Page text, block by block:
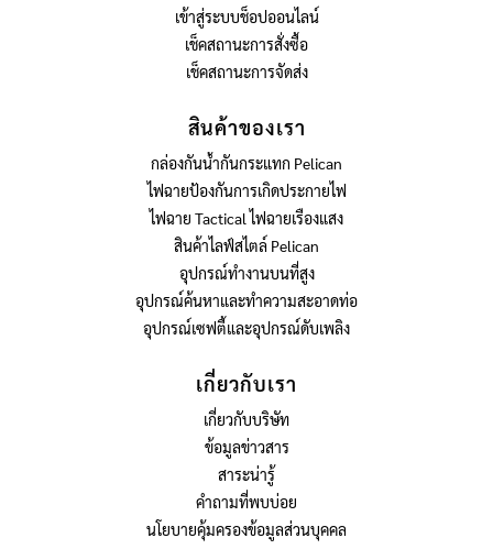
เข้าสู่ระบบช็อปออนไลน์
เช็คสถานะการสั่งซื้อ
เช็คสถานะการจัดส่ง
สินค้าของเรา
กล่องกันน้ำกันกระแทก Pelican
ไฟฉายป้องกันการเกิดประกายไฟ
ไฟฉาย Tactical ไฟฉายเรืองแสง
สินค้าไลฟ์สไตล์ Pelican
อุปกรณ์ทำงานบนที่สูง
อุปกรณ์ค้นหาและทำความสะอาดท่อ
อุปกรณ์เซฟตี้และอุปกรณ์ดับเพลิง
เกี่ยวกับเรา
เกี่ยวกับบริษัท
ข้อมูลข่าวสาร
สาระน่ารู้
คำถามที่พบบ่อย
นโยบายคุ้มครองข้อมูลส่วนบุคคล